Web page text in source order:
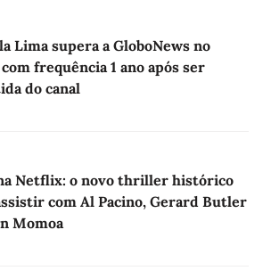
Lima supera a GloboNews no
frequência 1 ano após ser
do canal
Netflix: o novo thriller histórico
com Al Pacino, Gerard Butler
Momoa